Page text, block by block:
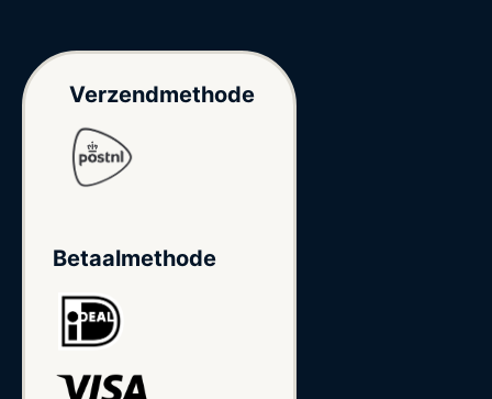
Verzendmethode
Betaalmethode